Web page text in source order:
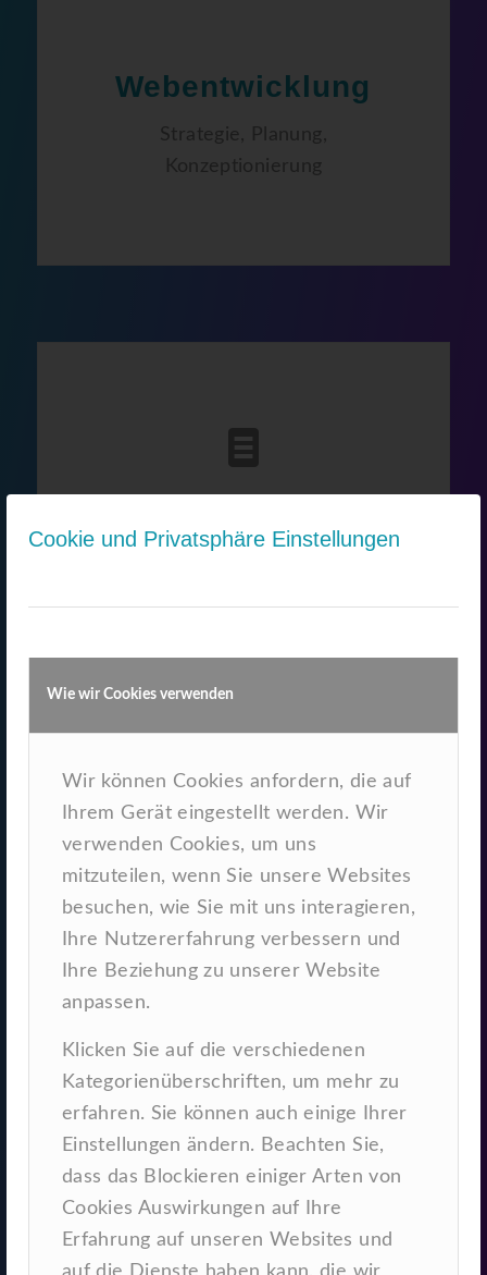
Cookie und Privatsphäre Einstellungen
Wie wir Cookies verwenden
Wir können Cookies anfordern, die auf
Ihrem Gerät eingestellt werden. Wir
verwenden Cookies, um uns
mitzuteilen, wenn Sie unsere Websites
besuchen, wie Sie mit uns interagieren,
Ihre Nutzererfahrung verbessern und
Ihre Beziehung zu unserer Website
anpassen.
Klicken Sie auf die verschiedenen
Kategorienüberschriften, um mehr zu
erfahren. Sie können auch einige Ihrer
Einstellungen ändern. Beachten Sie,
dass das Blockieren einiger Arten von
Cookies Auswirkungen auf Ihre
Erfahrung auf unseren Websites und
Webentwicklung
Strategie, Planung,
Konzeptionierung
Online-Marketing
SEO, SEA, Social Media
Marketing, Affiliate, Display